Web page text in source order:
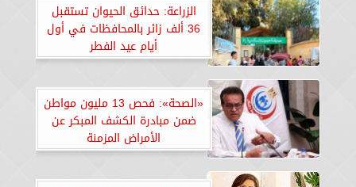
الزراعة: حدائق الحيوان تستقبل
36 ألف زائر بالمحافظات في أول
أيام عيد الفطر
«الصحة»: فحص 13 مليون مواطن
ضمن مبادرة الكشف المبكر عن
الأمراض المزمنة